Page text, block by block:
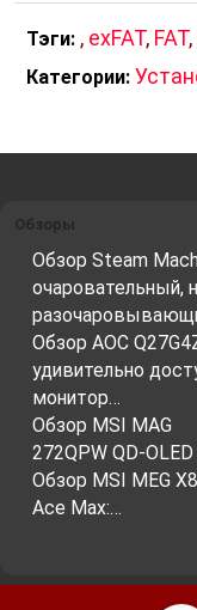
Тэги: , exFAT, FAT,
Категории:
Обзоры
Обзор Steam
очаровательный,
Обзор AOC
удивительно
монитор…
Обзор MSI MAG
272QPW QD-
Обзор MSI MEG
Ace Max:…